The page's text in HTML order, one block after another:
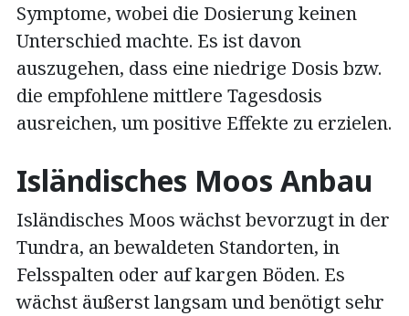
Symptome, wobei die Dosierung keinen
Unterschied machte. Es ist davon
auszugehen, dass eine niedrige Dosis bzw.
die empfohlene mittlere Tagesdosis
ausreichen, um positive Effekte zu erzielen.
Isländisches Moos Anbau
Isländisches Moos wächst bevorzugt in der
Tundra, an bewaldeten Standorten, in
Felsspalten oder auf kargen Böden. Es
wächst äußerst langsam und benötigt sehr